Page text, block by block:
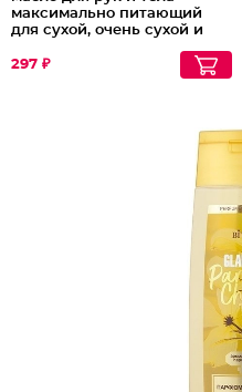
максимально питающий
для сухой, очень сухой и
297 ₽